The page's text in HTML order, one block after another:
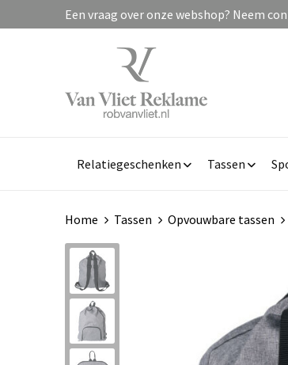
Een vraag over onze webshop? Neem
Relatiegeschenken Tassen
Home Tassen Opvouwbare tassen